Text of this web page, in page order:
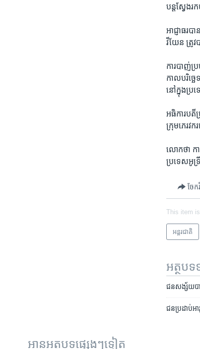
បន្ត​ស្វែង​រ
អាជ្ញាធរ​
វីយែន ​ត្រូវ
ការ​បាញ់​ប្
កាល​បរិច្ឆ
នៅ​ក្នុង​ប្រ
អធិការប
ក្រុម​ភេរវក
លោក​ថា ​ក
ប្រទេស​អូ
ចែក
This item
អន្តរជាតិ
អត្ថបទ​
ជន​សង្ស័យ​បា
ជន​​ប្រដាប់​អ
អានអត្ថបទផ្សេងៗទៀត